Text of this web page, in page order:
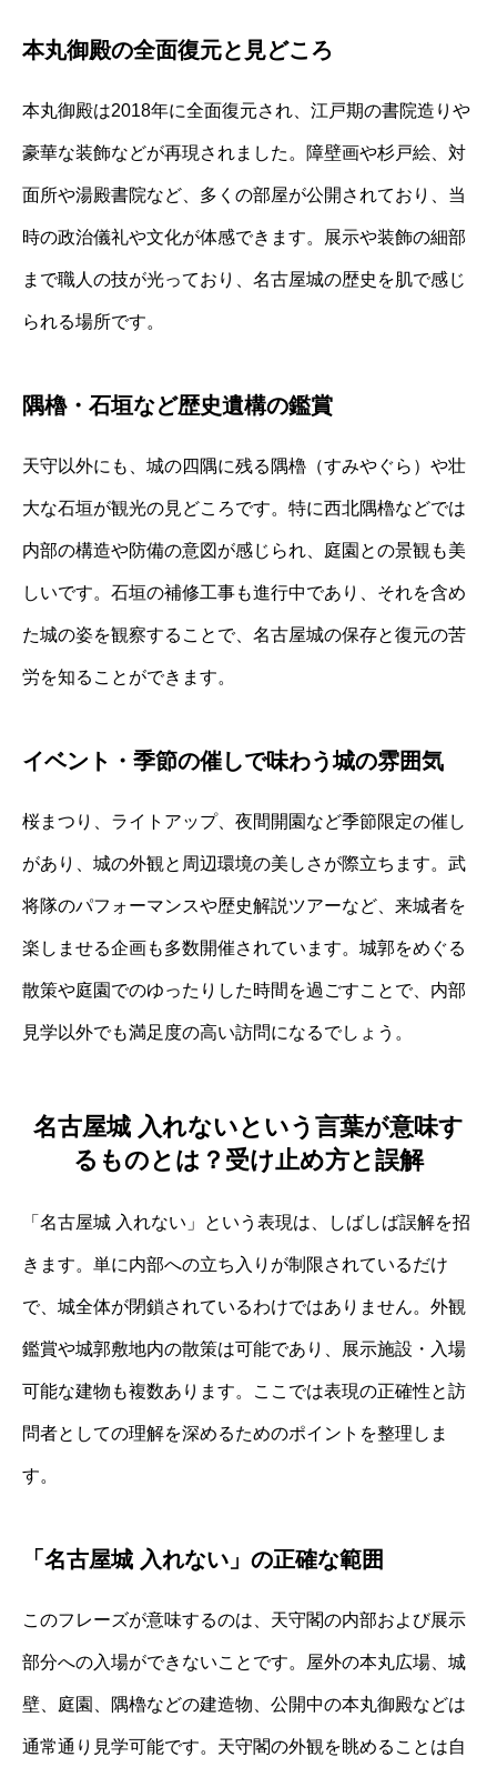
本丸御殿の全面復元と見どころ
本丸御殿は2018年に全面復元され、江戸期の書院造りや
豪華な装飾などが再現されました。障壁画や杉戸絵、対
面所や湯殿書院など、多くの部屋が公開されており、当
時の政治儀礼や文化が体感できます。展示や装飾の細部
まで職人の技が光っており、名古屋城の歴史を肌で感じ
られる場所です。
隅櫓・石垣など歴史遺構の鑑賞
天守以外にも、城の四隅に残る隅櫓（すみやぐら）や壮
大な石垣が観光の見どころです。特に西北隅櫓などでは
内部の構造や防備の意図が感じられ、庭園との景観も美
しいです。石垣の補修工事も進行中であり、それを含め
た城の姿を観察することで、名古屋城の保存と復元の苦
労を知ることができます。
イベント・季節の催しで味わう城の雰囲気
桜まつり、ライトアップ、夜間開園など季節限定の催し
があり、城の外観と周辺環境の美しさが際立ちます。武
将隊のパフォーマンスや歴史解説ツアーなど、来城者を
楽しませる企画も多数開催されています。城郭をめぐる
散策や庭園でのゆったりした時間を過ごすことで、内部
見学以外でも満足度の高い訪問になるでしょう。
名古屋城 入れないという言葉が意味す
るものとは？受け止め方と誤解
「名古屋城 入れない」という表現は、しばしば誤解を招
きます。単に内部への立ち入りが制限されているだけ
で、城全体が閉鎖されているわけではありません。外観
鑑賞や城郭敷地内の散策は可能であり、展示施設・入場
可能な建物も複数あります。ここでは表現の正確性と訪
問者としての理解を深めるためのポイントを整理しま
す。
「名古屋城 入れない」の正確な範囲
このフレーズが意味するのは、天守閣の内部および展示
部分への入場ができないことです。屋外の本丸広場、城
壁、庭園、隅櫓などの建造物、公開中の本丸御殿などは
通常通り見学可能です。天守閣の外観を眺めることは自